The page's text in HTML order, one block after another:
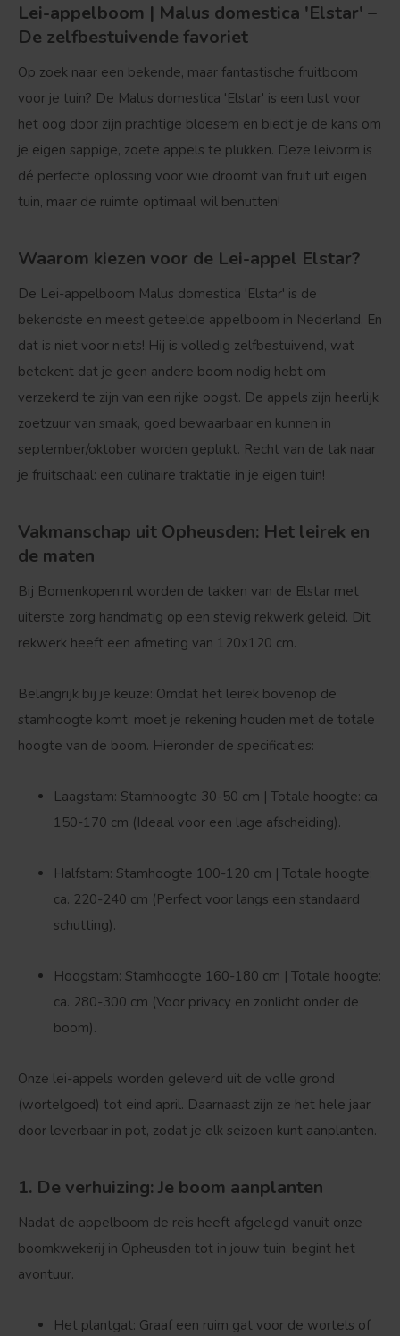
Lei-appelboom | Malus domestica 'Elstar' –
De zelfbestuivende favoriet
Op zoek naar een bekende, maar fantastische fruitboom
voor je tuin? De Malus domestica 'Elstar' is een lust voor
het oog door zijn prachtige bloesem en biedt je de kans om
je eigen sappige, zoete appels te plukken. Deze leivorm is
dé perfecte oplossing voor wie droomt van fruit uit eigen
tuin, maar de ruimte optimaal wil benutten!
Waarom kiezen voor de Lei-appel Elstar?
De Lei-appelboom Malus domestica 'Elstar' is de
bekendste en meest geteelde appelboom in Nederland. En
dat is niet voor niets! Hij is volledig zelfbestuivend, wat
betekent dat je geen andere boom nodig hebt om
verzekerd te zijn van een rijke oogst. De appels zijn heerlijk
zoetzuur van smaak, goed bewaarbaar en kunnen in
september/oktober worden geplukt. Recht van de tak naar
je fruitschaal: een culinaire traktatie in je eigen tuin!
Vakmanschap uit Opheusden: Het leirek en
de maten
Bij Bomenkopen.nl worden de takken van de Elstar met
uiterste zorg handmatig op een stevig rekwerk geleid. Dit
rekwerk heeft een afmeting van 120x120 cm.
Belangrijk bij je keuze: Omdat het leirek bovenop de
stamhoogte komt, moet je rekening houden met de totale
hoogte van de boom. Hieronder de specificaties:
Laagstam: Stamhoogte 30-50 cm | Totale hoogte: ca.
150-170 cm (Ideaal voor een lage afscheiding).
Halfstam: Stamhoogte 100-120 cm | Totale hoogte:
ca. 220-240 cm (Perfect voor langs een standaard
schutting).
Hoogstam: Stamhoogte 160-180 cm | Totale hoogte:
ca. 280-300 cm (Voor privacy en zonlicht onder de
boom).
Onze lei-appels worden geleverd uit de volle grond
(wortelgoed) tot eind april. Daarnaast zijn ze het hele jaar
door leverbaar in pot, zodat je elk seizoen kunt aanplanten.
1. De verhuizing: Je boom aanplanten
Nadat de appelboom de reis heeft afgelegd vanuit onze
boomkwekerij in Opheusden tot in jouw tuin, begint het
avontuur.
Het plantgat: Graaf een ruim gat voor de wortels of